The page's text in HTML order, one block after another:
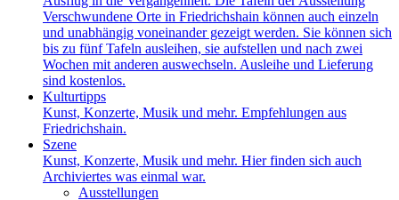
Verschwundene Orte in Friedrichshain können auch einzeln
und unabhängig voneinander gezeigt werden. Sie können sich
bis zu fünf Tafeln ausleihen, sie aufstellen und nach zwei
Wochen mit anderen auswechseln. Ausleihe und Lieferung
sind kostenlos.
Kulturtipps
Kunst, Konzerte, Musik und mehr. Empfehlungen aus
Friedrichshain.
Szene
Kunst, Konzerte, Musik und mehr. Hier finden sich auch
Archiviertes was einmal war.
Ausstellungen